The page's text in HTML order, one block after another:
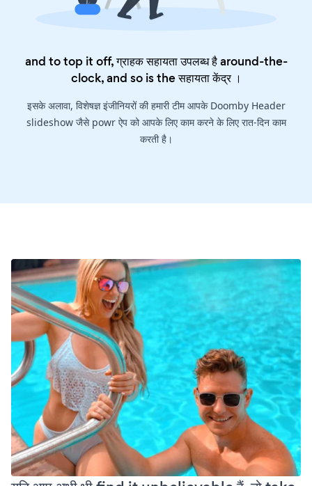
and to top it off, ग्राहक सहायता उपलब्ध है around-the-
clock, and so is theसहायता केंद्र।
इसके अलावा, विशेषज्ञ इंजीनियरों की हमारी टीम आपके Doomby Header
slideshow जैसे powr ऐप को आपके लिए काम करने के लिए रात-दिन काम
करती है।